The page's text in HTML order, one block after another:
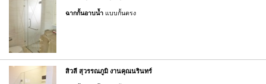
ฉากกั้นอาบน้ำ แบบกั้นตรง
สิวลี สุวรรณภูมิ งานคุณนรินทร์